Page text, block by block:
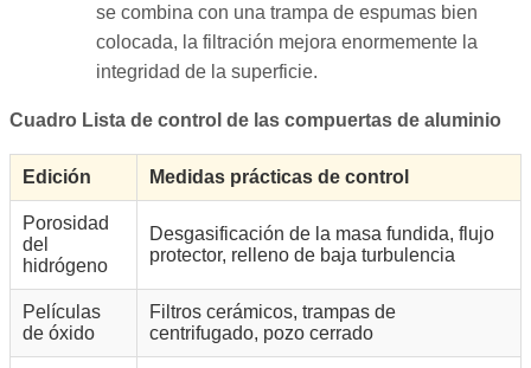
se combina con una trampa de espumas bien
colocada, la filtración mejora enormemente la
integridad de la superficie.
Cuadro Lista de control de las compuertas de aluminio
Edición Medidas prácticas de control
Porosidad
del
hidrógeno
Desgasificación de la masa fundida, flujo
protector, relleno de baja turbulencia
Películas
de óxido
Filtros cerámicos, trampas de
centrifugado, pozo cerrado